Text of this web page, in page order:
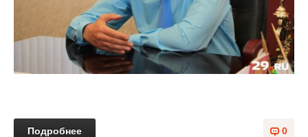
0
Подробнее